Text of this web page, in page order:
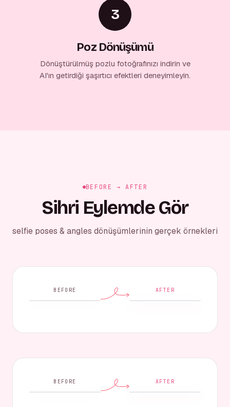
3
Poz Dönüşümü
Dönüştürülmüş pozlu fotoğrafınızı indirin ve
AI'ın getirdiği şaşırtıcı efektleri deneyimleyin.
BEFORE → AFTER
Sihri Eylemde Gör
selfie poses & angles dönüşümlerinin gerçek örnekleri
BEFORE AFTER
BEFORE AFTER